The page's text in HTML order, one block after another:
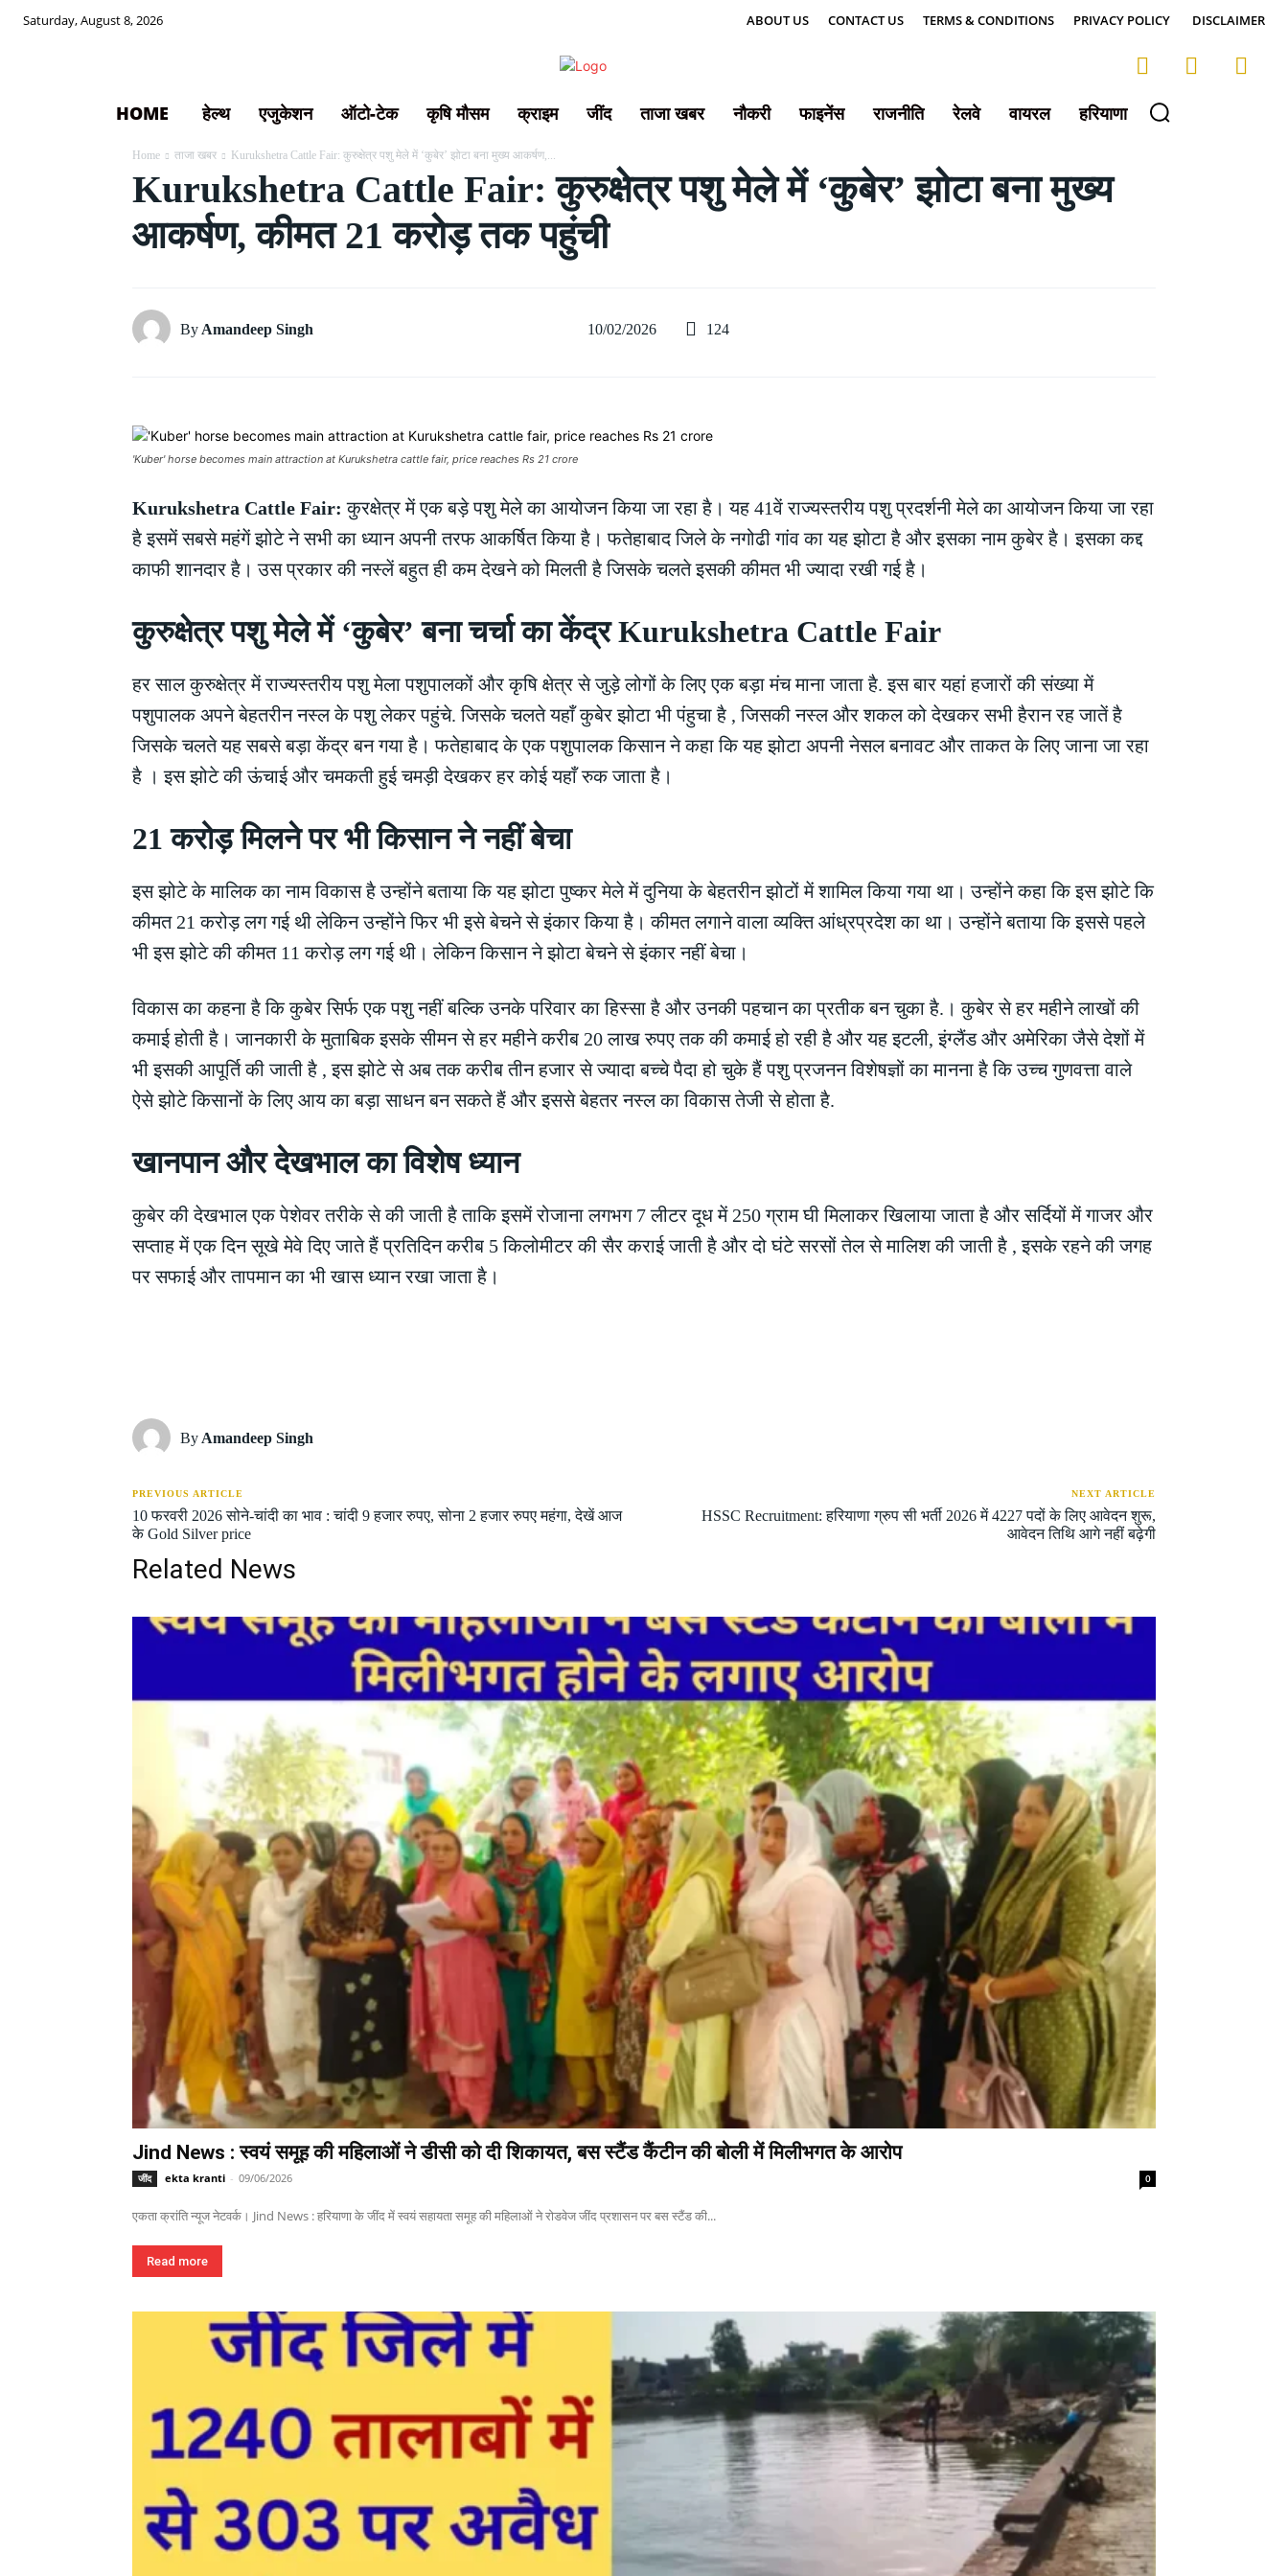
Saturday, August 8, 2026 ABOUT US CONTACT US TERMS & CONDITIONS PRIVACY POLICY DISCLAIMER
HOME हेल्थ एजुकेशन ऑटो-टेक कृषि मौसम क्राइम जींद ताजा खबर नौकरी फाइनेंस राजनीति रेलवे वायरल हरियाणा
Home ताजा खबर Kurukshetra Cattle Fair: कुरुक्षेत्र पशु मेले में ‘कुबेर’ झोटा बना मुख्य आकर्षण,...
Kurukshetra Cattle Fair: कुरुक्षेत्र पशु मेले में ‘कुबेर’ झोटा बना मुख्य
आकर्षण, कीमत 21 करोड़ तक पहुंची
By Amandeep Singh 10/02/2026 124
'Kuber' horse becomes main attraction at Kurukshetra cattle fair, price reaches Rs 21 crore
Kurukshetra Cattle Fair:कुरक्षेत्र में एक बड़े पशु मेले का आयोजन किया जा रहा है। यह 41वें राज्यस्तरीय पशु प्रदर्शनी मेले का आयोजन किया जा रहा
है इसमें सबसे महंगें झोटे ने सभी का ध्यान अपनी तरफ आकर्षित किया है। फतेहाबाद जिले के नगोढी गांव का यह झोटा है और इसका नाम कुबेर है। इसका कद्द
काफी शानदार है। उस प्रकार की नस्लें बहुत ही कम देखने को मिलती है जिसके चलते इसकी कीमत भी ज्यादा रखी गई है।
कुरुक्षेत्र पशु मेले में ‘कुबेर’ बना चर्चा का केंद्र Kurukshetra Cattle Fair
हर साल कुरुक्षेत्र में राज्यस्तरीय पशु मेला पशुपालकों और कृषि क्षेत्र से जुड़े लोगों के लिए एक बड़ा मंच माना जाता है. इस बार यहां हजारों की संख्या में
पशुपालक अपने बेहतरीन नस्ल के पशु लेकर पहुंचे. जिसके चलते यहाँ कुबेर झोटा भी पंहुचा है , जिसकी नस्ल और शकल को देखकर सभी हैरान रह जातें है
जिसके चलते यह सबसे बड़ा केंद्र बन गया है। फतेहाबाद के एक पशुपालक किसान ने कहा कि यह झोटा अपनी नेसल बनावट और ताकत के लिए जाना जा रहा
है । इस झोटे की ऊंचाई और चमकती हुई चमड़ी देखकर हर कोई यहाँ रुक जाता है।
21 करोड़ मिलने पर भी किसान ने नहीं बेचा
इस झोटे के मालिक का नाम विकास है उन्होंने बताया कि यह झोटा पुष्कर मेले में दुनिया के बेहतरीन झोटों में शामिल किया गया था। उन्होंने कहा कि इस झोटे कि
कीमत 21 करोड़ लग गई थी लेकिन उन्होंने फिर भी इसे बेचने से इंकार किया है। कीमत लगाने वाला व्यक्ति आंध्रप्रदेश का था। उन्होंने बताया कि इससे पहले
भी इस झोटे की कीमत 11 करोड़ लग गई थी। लेकिन किसान ने झोटा बेचने से इंकार नहीं बेचा।
विकास का कहना है कि कुबेर सिर्फ एक पशु नहीं बल्कि उनके परिवार का हिस्सा है और उनकी पहचान का प्रतीक बन चुका है.। कुबेर से हर महीने लाखों की
कमाई होती है। जानकारी के मुताबिक इसके सीमन से हर महीने करीब 20 लाख रुपए तक की कमाई हो रही है और यह इटली, इंग्लैंड और अमेरिका जैसे देशों में
भी इसकी आपूर्ति की जाती है , इस झोटे से अब तक करीब तीन हजार से ज्यादा बच्चे पैदा हो चुके हैं पशु प्रजनन विशेषज्ञों का मानना है कि उच्च गुणवत्ता वाले
ऐसे झोटे किसानों के लिए आय का बड़ा साधन बन सकते हैं और इससे बेहतर नस्ल का विकास तेजी से होता है.
खानपान और देखभाल का विशेष ध्यान
कुबेर की देखभाल एक पेशेवर तरीके से की जाती है ताकि इसमें रोजाना लगभग 7 लीटर दूध में 250 ग्राम घी मिलाकर खिलाया जाता है और सर्दियों में गाजर और
सप्ताह में एक दिन सूखे मेवे दिए जाते हैं प्रतिदिन करीब 5 किलोमीटर की सैर कराई जाती है और दो घंटे सरसों तेल से मालिश की जाती है , इसके रहने की जगह
पर सफाई और तापमान का भी खास ध्यान रखा जाता है।
By Amandeep Singh
PREVIOUS ARTICLE
10 फरवरी 2026 सोने-चांदी का भाव : चांदी 9 हजार रुपए, सोना 2 हजार रुपए महंगा, देखें आज
के Gold Silver price
NEXT ARTICLE
HSSC Recruitment: हरियाणा ग्रुप सी भर्ती 2026 में 4227 पदों के लिए आवेदन शुरू,
आवेदन तिथि आगे नहीं बढ़ेगी
Related News
Jind News : स्वयं समूह की महिलाओं ने डीसी को दी शिकायत, बस स्टैंड कैंटीन की बोली में मिलीभगत के आरोप
जींद ekta kranti - 09/06/2026 0
एकता क्रांति न्यूज नेटवर्क। Jind News : हरियाणा के जींद में स्वयं सहायता समूह की महिलाओं ने रोडवेज जींद प्रशासन पर बस स्टैंड की...
Read more